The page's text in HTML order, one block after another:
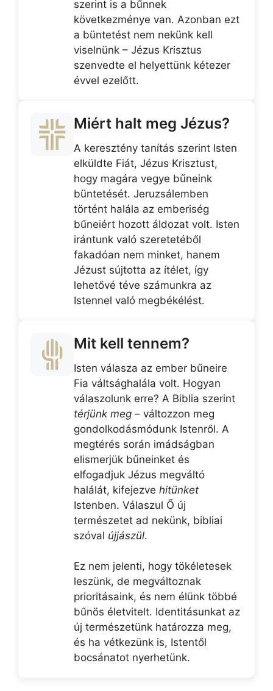
szerint is a bűnnek
következménye van. Azonban ezt
a büntetést nem nekünk kell
viselnünk – Jézus Krisztus
szenvedte el helyettünk kétezer
évvel ezelőtt.
Miért halt meg Jézus?
A keresztény tanítás szerint Isten
elküldte Fiát, Jézus Krisztust,
hogy magára vegye bűneink
büntetését. Jeruzsálemben
történt halála az emberiség
bűneiért hozott áldozat volt. Isten
irántunk való szeretetéből
fakadóan nem minket, hanem
Jézust sújtotta az ítélet, így
lehetővé téve számunkra az
Istennel való megbékélést.
Mit kell tennem?
Isten válasza az ember bűneire
Fia váltsághalála volt. Hogyan
válaszolunk erre? A Biblia szerint
térjünk meg – változzon meg
gondolkodásmódunk Istenről. A
megtérés során imádságban
elismerjük bűneinket és
elfogadjuk Jézus megváltó
halálát, kifejezve hitünket
Istenben. Válaszul Ő új
természetet ad nekünk, bibliai
szóval újjászül.
Ez nem jelenti, hogy tökéletesek
leszünk, de megváltoznak
prioritásaink, és nem élünk többé
bűnös életvitelt. Identitásunkat az
új természetünk határozza meg,
és ha vétkezünk is, Istentől
bocsánatot nyerhetünk.